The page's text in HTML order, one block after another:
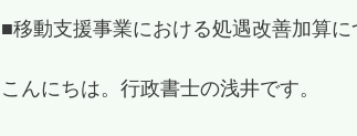
■移動支援事業における処遇改善加算に
こんにちは。行政書士の浅井です。